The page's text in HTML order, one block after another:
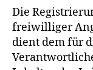
Die
freiwilliger
dient dem für